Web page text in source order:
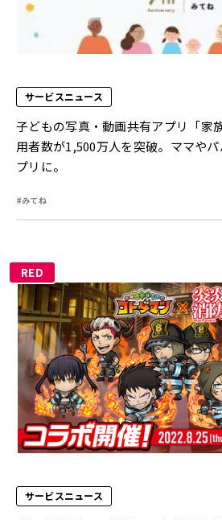
サービスニュース
子どもの写真・動画共有アプリ「家
用者数が1,500万人を突破。ママや
プリに。
#みてね
RED
サービスニュース